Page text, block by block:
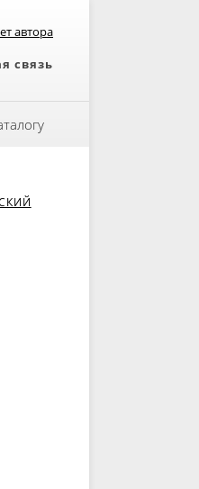
автора
связь